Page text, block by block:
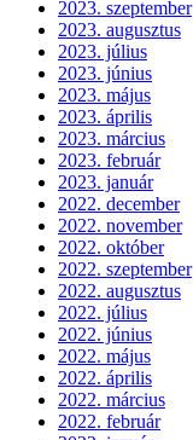
2023. szeptember
2023. augusztus
2023. július
2023. június
2023. május
2023. április
2023. március
2023. február
2023. január
2022. december
2022. november
2022. október
2022. szeptember
2022. augusztus
2022. július
2022. június
2022. május
2022. április
2022. március
2022. február